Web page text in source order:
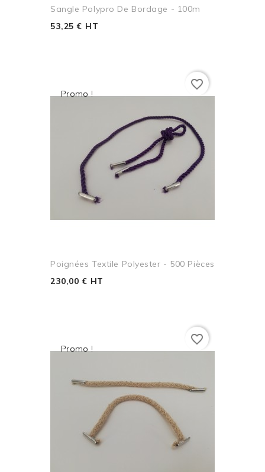
Sangle Polypro De Bordage - 100m
53,25 € HT
Promo !
Poignées Textile Polyester - 500 Pièces
230,00 € HT
favorite_border
Promo !
favorite_border